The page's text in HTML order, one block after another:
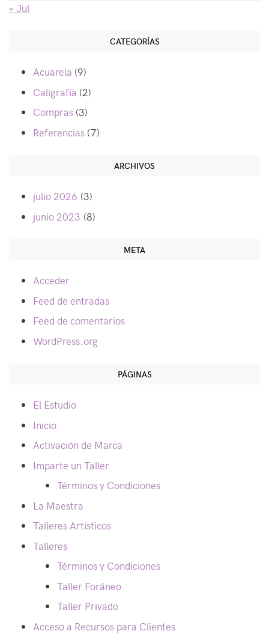
« Jul
CATEGORÍAS
Acuarela (9)
Caligrafía (2)
Compras (3)
Referencias (7)
ARCHIVOS
julio 2026 (3)
junio 2023 (8)
META
Acceder
Feed de entradas
Feed de comentarios
WordPress.org
PÁGINAS
El Estudio
Inicio
Activación de Marca
Imparte un Taller
Términos y Condiciones
La Maestra
Talleres Artísticos
Talleres
Términos y Condiciones
Taller Foráneo
Taller Privado
Acceso a Recursos para Clientes